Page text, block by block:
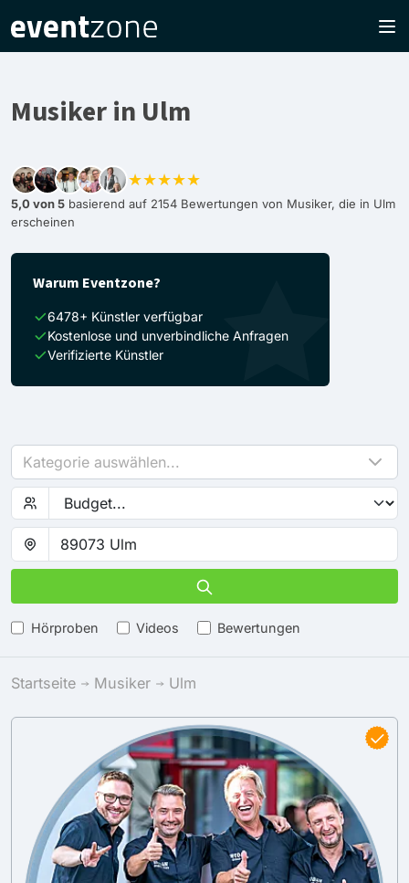
Musiker in Ulm
★★★★★
5,0 von 5 basierend auf 2154 Bewertungen von Musiker, die in Ulm
erscheinen
Warum Eventzone?
6478+ Künstler verfügbar
Kostenlose und unverbindliche Anfragen
Verifizierte Künstler
Kategorie auswählen...
Hörproben Videos Bewertungen
Startseite Musiker Ulm